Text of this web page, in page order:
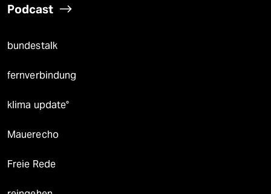
Podcast
bundestalk
fernverbindung
klima update°
Mauerecho
Freie Rede